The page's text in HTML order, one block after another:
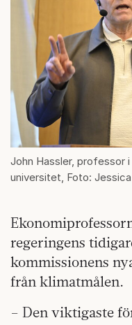
John Hassler, professor
universitet, Foto:
regeringens
kommissionens
från klimatmålen.
– Den viktigaste